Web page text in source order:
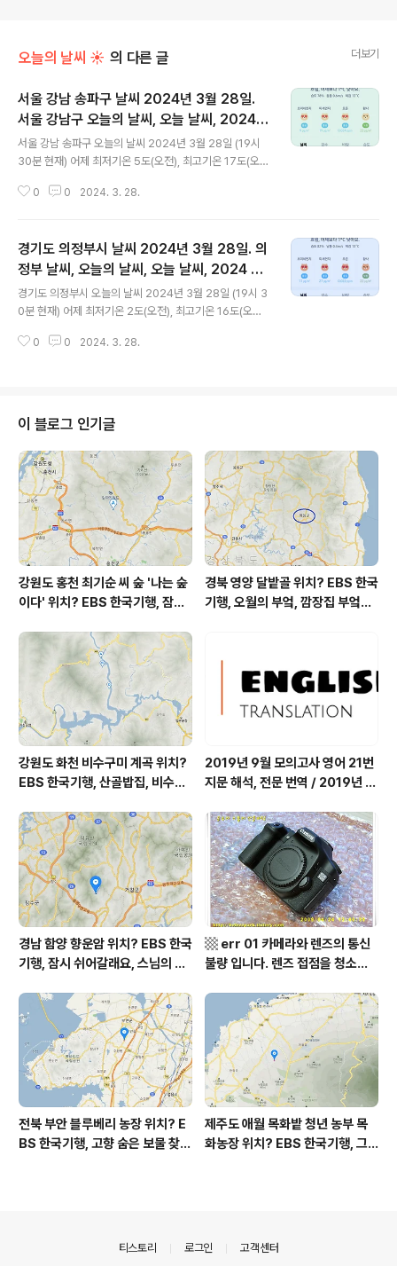
오늘의 날씨 ☀ 의 다른 글 더보기
서울 강남 송파구 날씨 2024년 3월 28일.
서울 강남구 오늘의 날씨, 오늘 날씨, 2024 0
328, 초미세먼지, 미세먼지, 황사, 자외선
서울 강남 송파구 오늘의 날씨 2024년 3월 28일 (19시
30분 현재) 어제 최저기온 5도(오전), 최고기온 17도(오
제보다 5도 높은 최저기온, 어제보다 4도 낮은 최고기온입
시 - 18시 하루 중 최고기온입니다 * 눈비 올 확률은 위 이
미지에서 시간별 기상 상태 참조 대기상황 공기질은 어제
초미세먼지 보통 = 21 ㎍/m³ 미세먼지는 보통 = 41 ㎍/
m³ 황사는 보통 = 23 ㎍/m³ ( 경기 지역 평균 ) 자외선
(오후) = 보통 오늘 초미세먼지 좋음 = 9 ㎍/m³ 미세먼지
는 좋음 = 19 ㎍/m³ 황사는 보통..
0 0 2024. 3. 28.
경기도 의정부시 날씨 2024년 3월 28일. 의
정부 날씨, 오늘의 날씨, 오늘 날씨, 2024 03
28, 초미세먼지, 미세먼지, 황사, 자외선
경기도 의정부시 오늘의 날씨 2024년 3월 28일 (19시 3
0분 현재) 어제 최저기온 2도(오전), 최고기온 16도(오후)
6도 높은 최저기온, 어제보다 4도 낮은 최고기온입니다 아
서 시간별 기상 상태 참조 아침부터 내린 비가 저녁까지 내
리고 있습니다 대기상황 공기질은 어제 초미세먼지 보통 =
25 ㎍/m³ 미세먼지는 보통 = 40 ㎍/m³ 황사는 보통 =
23 ㎍/m³ ( 경기 지역 평균 ) 자외선 (오후) = 보통 오늘
초미세먼지 좋음 = 11 ㎍/m³ 미세먼지..
0 0 2024. 3. 28.
이 블로그 인기글
강원도 홍천 최기순 씨 숲 '나는 숲
이다' 위치? EBS 한국기행, 잠시
군 최기순 씨 캠핑장 펜션 어디? /
강원도 홍천군 가볼 만한 곳, (구)
까르돈, kbs 인간극장
경북 영양 달밭골 위치? EBS 한국
기행, 오월의 부엌, 깜장집 부엌은
한 곳, 영양읍 상원리. KBS 인간극
장 임분노미 할머니
강원도 화천 비수구미 계곡 위치?
EBS 한국기행, 산골밥집, 비수구
부 화천군 비수구미 낙타민박 어
디? / 강원도 화천군 가볼 만한 곳
비수구미 마을, 파로호
2019년 9월 모의고사 영어 21번
지문 해석, 전문 번역 / 2019년 9
역, 평가원 2019년 고3 9월 영어
영역 외국어영역 전문 해석, Engli
sh to Korean translation
경남 함양 향운암 위치? EBS 한국
기행, 잠시 쉬어갈래요, 스님의 어
상남도 함양군 가볼 만한 곳, 용추
계곡 향운암 명천스님, 덕유산 황
석산 거망산 기백산
▩ err 01 카메라와 렌즈의 통신
불량 입니다. 렌즈 접점을 청소하
전북 부안 블루베리 농장 위치? E
BS 한국기행, 고향 숨은 보물 찾
제주도 애월 목화밭 청년 농부 목
화농장 위치? EBS 한국기행, 그
티스토리 로그인 고객센터